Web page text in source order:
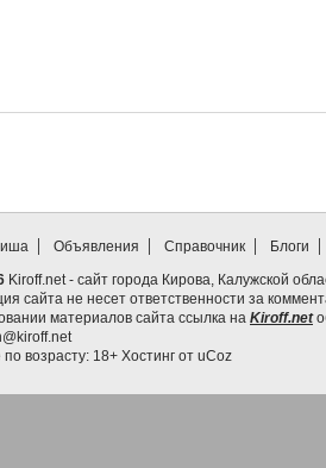
Объявления Справочник
Блоги
Kiroff.net - сайт города Кирова, Калужской
сайта не несет ответственности за
материалов сайта ссылка на Kiroff.net
возрасту: 18+ Хостинг от uCoz